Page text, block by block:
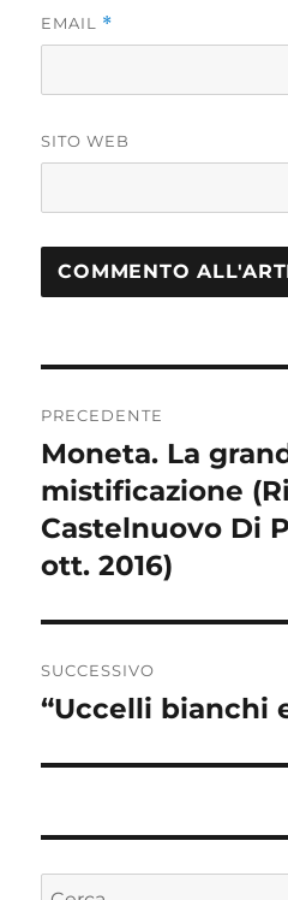
EMAIL *
SITO WEB
articoli
PRECEDENTE
Articolo
precedente:
Moneta. La
mistificazione
Castelnuovo Di
ott. 2016)
SUCCESSIVO
Articolo
“Uccelli bianchi
Cerca: